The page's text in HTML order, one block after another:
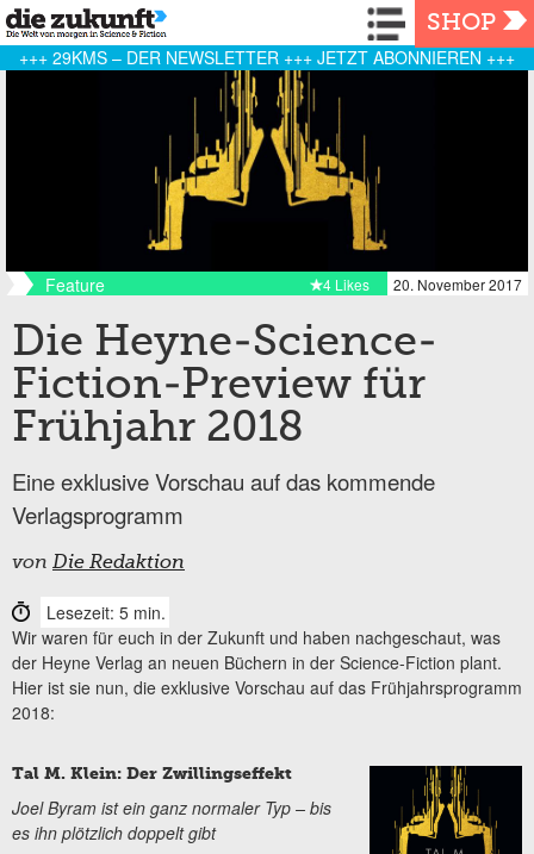
Navigation
SHOP
+++ 29KMS – DER NEWSLETTER +++ JETZT ABONNIEREN +++
Feature 20. November 2017
4 Likes
Die Heyne-Science-
Fiction-Preview für
Frühjahr 2018
Eine exklusive Vorschau auf das kommende
Verlagsprogramm
von Die Redaktion
Lesezeit: 5 min.
Wir waren für euch in der Zukunft und haben nachgeschaut, was
der Heyne Verlag an neuen Büchern in der Science-Fiction plant.
Hier ist sie nun, die exklusive Vorschau auf das Frühjahrsprogramm
2018:
Tal M. Klein: Der Zwillingseffekt
Joel Byram ist ein ganz normaler Typ – bis
es ihn plötzlich doppelt gibt